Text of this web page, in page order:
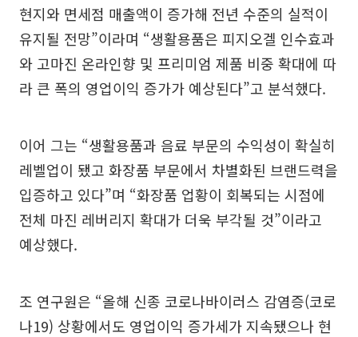
현지와 면세점 매출액이 증가해 전년 수준의 실적이
유지될 전망”이라며 “생활용품은 피지오겔 인수효과
와 고마진 온라인향 및 프리미엄 제품 비중 확대에 따
라 큰 폭의 영업이익 증가가 예상된다”고 분석했다.
이어 그는 “생활용품과 음료 부문의 수익성이 확실히
레벨업이 됐고 화장품 부문에서 차별화된 브랜드력을
입증하고 있다”며 “화장품 업황이 회복되는 시점에
전체 마진 레버리지 확대가 더욱 부각될 것”이라고
예상했다.
조 연구원은 “올해 신종 코로나바이러스 감염증(코로
나19) 상황에서도 영업이익 증가세가 지속됐으나 현